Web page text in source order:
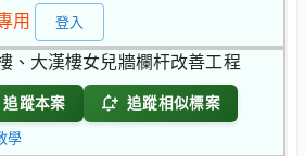
用 登入
、大漢樓女兒牆欄杆改善工程
追蹤本案 追蹤相似標案
學